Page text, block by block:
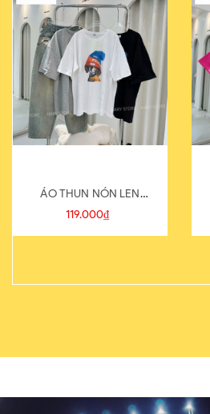
ÁO THUN NÓN LEN
821-1
119.000₫